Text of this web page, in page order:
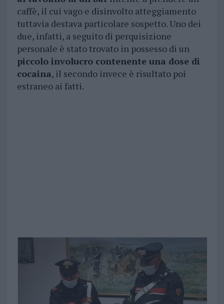
caffè, il cui vago e disinvolto atteggiamento
tuttavia destava particolare sospetto. Uno dei
due, infatti, a seguito di perquisizione
personale è stato trovato in possesso di un
piccolo involucro contenente una dose di
cocaina, il secondo invece è risultato poi
estraneo ai fatti.